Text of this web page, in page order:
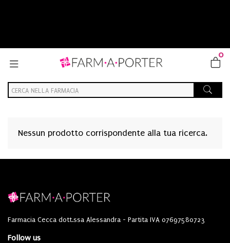
0
Nessun prodotto corrispondente alla tua ricerca.
Farmacia Cecca dott.ssa Alessandra - Partita IVA 07697580723
Follow us